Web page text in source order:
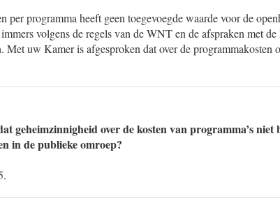
per programma heeft geen toegevoegde waarde voor de
volgens de regels van de WNT en de afspraken met
Met uw Kamer is afgesproken dat over de programmakosten
geheimzinnigheid over de kosten van programma’s
in de publieke omroep?